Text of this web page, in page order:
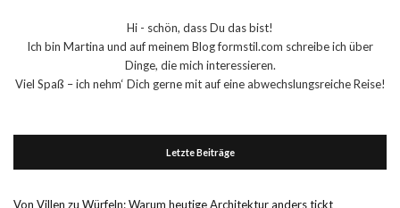
Hi - schön, dass Du das bist!
Ich bin Martina und auf meinem Blog formstil.com schreibe ich über
Dinge, die mich interessieren.
Viel Spaß – ich nehm‘ Dich gerne mit auf eine abwechslungsreiche Reise!
Letzte Beiträge
Von Villen zu Würfeln: Warum heutige Architektur anders tickt